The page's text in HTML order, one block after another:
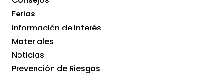
Ferias
Información de Interés
Materiales
Noticias
Prevención de Riesgos